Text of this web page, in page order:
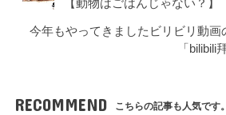
【動物はごはんじゃない？】
今年もやってきましたビリビリ動画
「bilibili
RECOMMEND こちらの記事も人気です。